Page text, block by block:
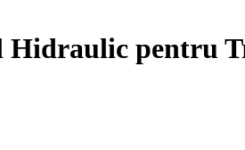
Hidraulic pentru